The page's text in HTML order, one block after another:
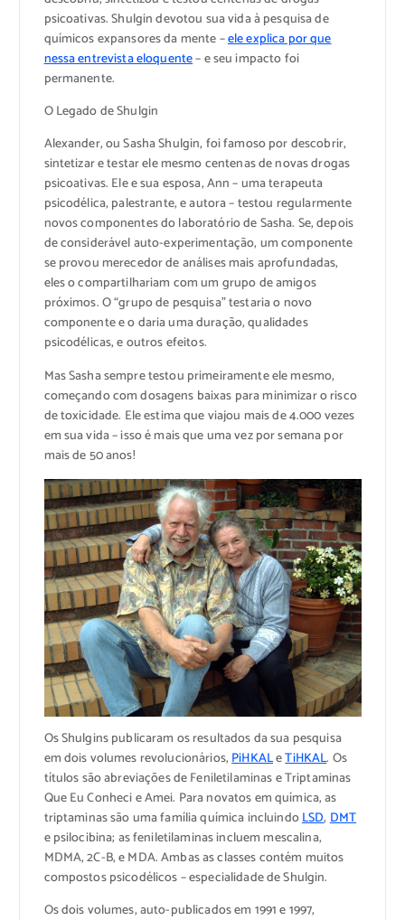
psicoativas. Shulgin devotou sua vida à pesquisa de
químicos expansores da mente –ele explica por que
nessa entrevista eloquente– e seu impacto foi
permanente.
O Legado de Shulgin
Alexander, ou Sasha Shulgin, foi famoso por descobrir,
sintetizar e testar ele mesmo centenas de novas drogas
psicoativas. Ele e sua esposa, Ann – uma terapeuta
psicodélica, palestrante, e autora – testou regularmente
novos componentes do laboratório de Sasha. Se, depois
de considerável auto-experimentação, um componente
se provou merecedor de análises mais aprofundadas,
eles o compartilhariam com um grupo de amigos
próximos. O “grupo de pesquisa” testaria o novo
componente e o daria uma duração, qualidades
psicodélicas, e outros efeitos.
Mas Sasha sempre testou primeiramente ele mesmo,
começando com dosagens baixas para minimizar o risco
de toxicidade. Ele estima que viajou mais de 4.000 vezes
em sua vida – isso é mais que uma vez por semana por
mais de 50 anos!
Os Shulgins publicaram os resultados da sua pesquisa
em dois volumes revolucionários,PiHKALeTiHKAL. Os
títulos são abreviações de Feniletilaminas e Triptaminas
Que Eu Conheci e Amei. Para novatos em química, as
triptaminas são uma família química incluindoLSD,DMT
e psilocibina; as feniletilaminas incluem mescalina,
MDMA, 2C-B, e MDA. Ambas as classes contém muitos
compostos psicodélicos – especialidade de Shulgin.
Os dois volumes, auto-publicados em 1991 e 1997,